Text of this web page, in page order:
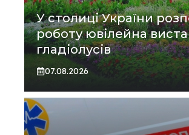
У столиці України
роботу ювілейна
гладіолусів
07.08.2026